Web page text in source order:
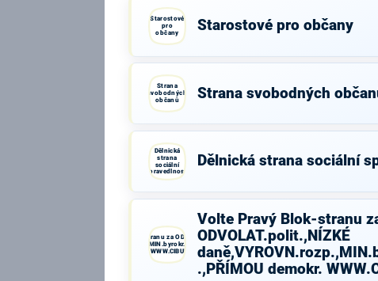
Starostové
pro
občany
Starostové pro občany
Strana
svobodných
občanů
Strana svobodných
Dělnická
strana
sociální
spravedlnosti
Dělnická strana sociální
Volte Pravý Blok-stranu za ODVOLAT.polit.,NÍZKÉ
daně,VYROVN.rozp.,MIN.byrokr.,SPRAV.just.,PŘÍMOU
demokr. WWW.CIBULKA.NET
Volte Pravý Blok-stranu
ODVOLAT.polit.,NÍZKÉ
.,PŘÍMOU demokr.